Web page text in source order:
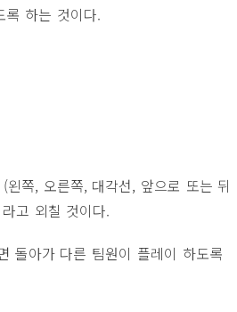
록 하는 것이다.
쪽, 오른쪽, 대각선, 앞으로 또는 뒤
고 외칠 것이다.
돌아가 다른 팀원이 플레이 하도록